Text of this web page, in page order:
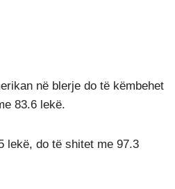
në blerje do të këmbehet
83.6 lekë.
lekë, do të shitet me 97.3